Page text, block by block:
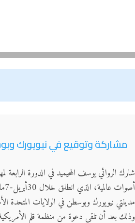
مشاركة وتوقيع في نيويورك
شارك الروائي يوسف المحيميد في الدورة الرابعة
أصوات
مدينتي نيويورك وبوسطن في الولايات المتحدة
وذلك بعد أن تلقى دعوة من منظمة قلم